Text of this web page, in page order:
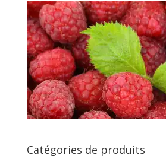
Catégories de produits